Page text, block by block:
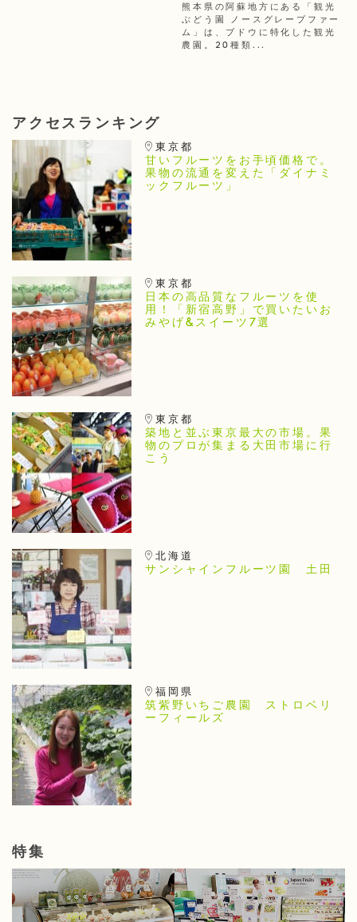
熊本県の阿蘇地方にある「観光
ぶどう園 ノースグレープファー
ム」は、ブドウに特化した観光
農園。20種類...
アクセスランキング
東京都
甘いフルーツをお手頃価格で。
果物の流通を変えた「ダイナミ
ックフルーツ」
東京都
日本の高品質なフルーツを使
用！「新宿高野」で買いたいお
みやげ&スイーツ7選
東京都
築地と並ぶ東京最大の市場。果
物のプロが集まる大田市場に行
こう
北海道
サンシャインフルーツ園 土田
福岡県
筑紫野いちご農園 ストロベリ
ーフィールズ
特集